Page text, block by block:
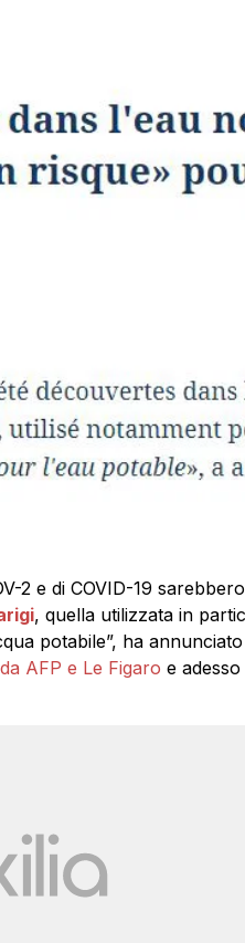
2 e di COVID-19
, quella utilizzata in
potabile”, ha
AFP e Le Figaro e